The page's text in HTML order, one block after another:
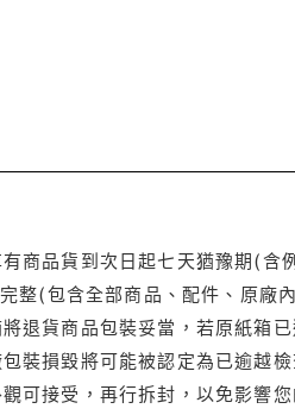
商品貨到次日起七天猶豫期(
整(包含全部商品、配件、原廠
退貨商品包裝妥當，若原紙箱
裝損毀將可能被認定為已逾越
可接受，再行拆封，以免影響